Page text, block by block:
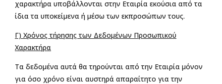
χαρακτήρα υποβάλλονται στην Εταιρία εκούσια από τα
ίδια τα υποκείμενα ή μέσω των εκπροσώπων τους.
Γ) Χρόνος τήρησης των Δεδομένων Προσωπικού
Χαρακτήρα
Τα δεδομένα αυτά θα τηρούνται από την Εταιρία μόνον
για όσο χρόνο είναι αυστηρά απαραίτητο για την